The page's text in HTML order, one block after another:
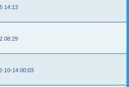
14:13
08:29
10-14 00:03